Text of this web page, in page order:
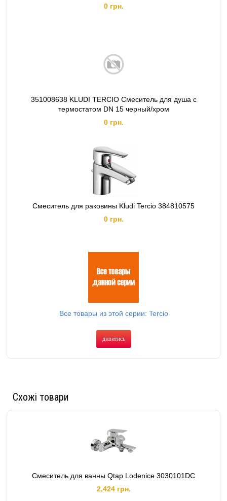
0 грн.
351008638 KLUDI TERCIO Смеситель для душа с
термостатом DN 15 черный/хром
0 грн.
Смеситель для раковины Kludi Tercio 384810575
0 грн.
Все товары из этой серии: Tercio
дивитись
Схожі товари
Смеситель для ванны Qtap Lodenice 3030101DC
2,424 грн.